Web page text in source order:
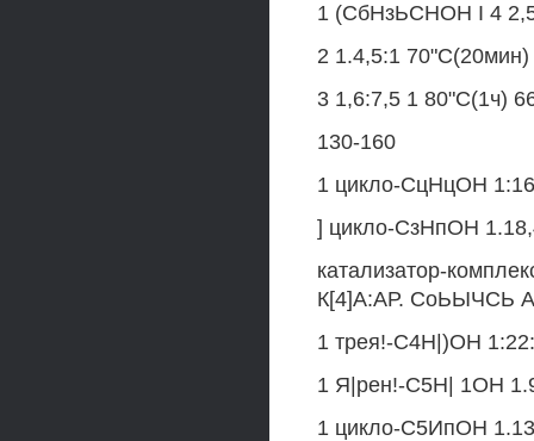
1 (СбНзЬСНОН I 4
2 1.4,5:1
3 1,6:7,5 1 80"С(1ч)
130-160
1 цикло-СцНцОН
] цикло-СзНпОН
катализатор-
К[4]А:АР. СоЬЫЧСЬ
1 трея!-С4Н|)ОН
1 Я|рен!-С5Н| 1ОН
1 цикло-С5ИпОН